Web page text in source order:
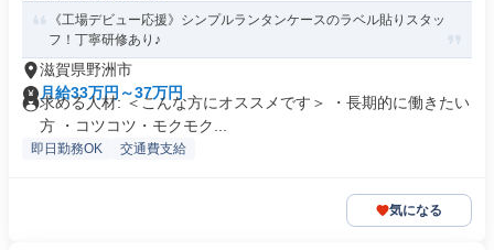
《工場デビュー応援》シンプルランタンケースのラベル貼りスタッ
フ！丁寧研修あり♪
滋賀県野洲市
月給33万円～37万円
求める人材: ＜こんな方にオススメです＞ ・長期的に働きたい
方 ・コツコツ・モクモク...
即日勤務OK 交通費支給
気になる